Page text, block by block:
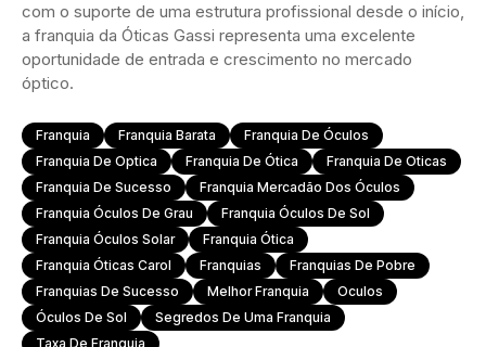
com o suporte de uma estrutura profissional desde o início,
a franquia da Óticas Gassi representa uma excelente
oportunidade de entrada e crescimento no mercado
óptico.
Franquia Franquia Barata
Franquia De Óculos
Franquia De Optica
Franquia De Ótica
Franquia De Oticas
Franquia De Sucesso
Franquia Mercadão Dos Óculos
Franquia Óculos De Grau
Franquia Óculos De Sol
Franquia Óculos Solar
Franquia Ótica
Franquia Óticas Carol
Franquias
Franquias De Pobre
Franquias De Sucesso
Melhor Franquia
Oculos
Óculos De Sol
Segredos De Uma Franquia
Taxa De Franquia